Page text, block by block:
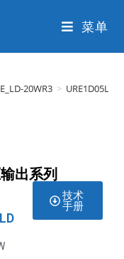
菜单
20WR3 > URE1D05LD-
出系列
技术
手册